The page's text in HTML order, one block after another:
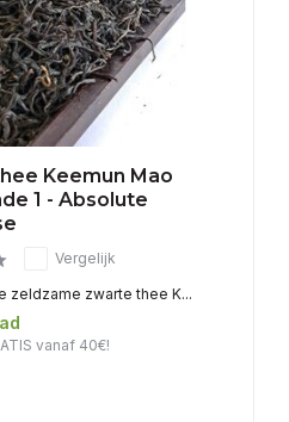
Keemun Mao
1 - Absolute
Vergelijk
zeldzame zwarte thee K...
vanaf 40€!